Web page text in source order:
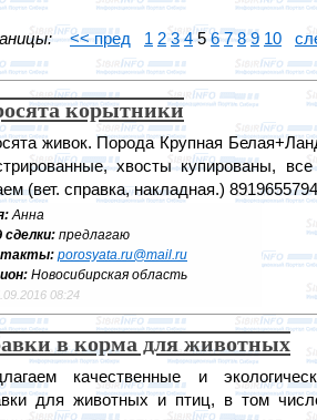
<< пред 1 2 3 456 7 8 9 10
корытники
живок. Порода Крупная
хвосты купированы,
(вет. справка, накладная.)
Анна
сделки: предлагаю
porosyata.ru@mail.ru
Новосибирская область
08:24
в корма для животных
качественные и
для животных и птиц, в том